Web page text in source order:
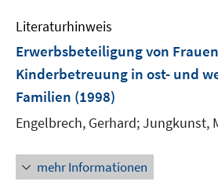
Literaturhinweis
Erwerbsbeteiligung von
Kinderbetreuung in ost- und
Familien (1998)
Engelbrech, Gerhard;Jungkunst,
mehr Informationen